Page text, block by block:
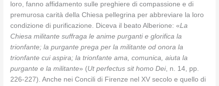
loro, fanno affidamento sulle preghiere di compassione e di
premurosa carità della Chiesa pellegrina per abbreviare la loro
condizione di purificazione. Diceva il beato Alberione: «La
Chiesa militante suffraga le anime purganti e glorifica la
trionfante; la purgante prega per la militante od onora la
trionfante cui aspira; la trionfante ama, comunica, aiuta la
purgante e la militante» (Ut perfectus sit homo Dei, n. 14, pp.
226-227). Anche nei Concili di Firenze nel XV secolo e quello di